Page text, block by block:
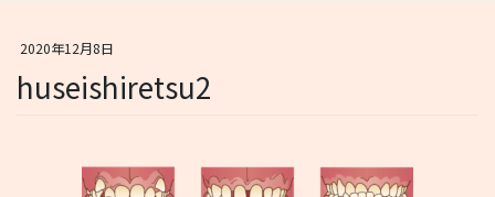
2020年12月8日
huseishiretsu2